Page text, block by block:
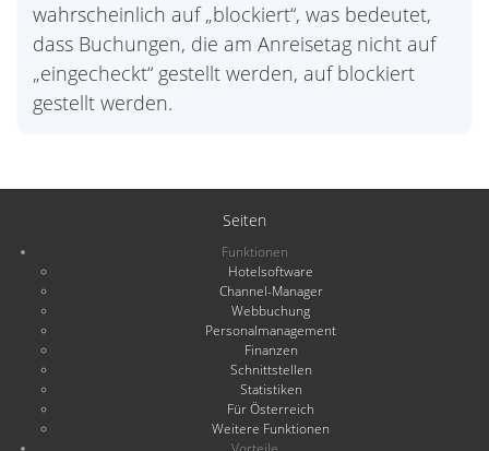
wahrscheinlich auf „blockiert“, was bedeutet,
dass Buchungen, die am Anreisetag nicht auf
„eingecheckt“ gestellt werden, auf blockiert
gestellt werden.
Seiten
Funktionen
Hotelsoftware
Channel-Manager
Webbuchung
Personalmanagement
Finanzen
Schnittstellen
Statistiken
Für Österreich
Weitere Funktionen